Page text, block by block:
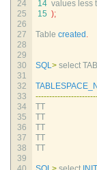
24
25
26
27
28
29
30
31
32
33
34
35
36
37
38
39
14 values less
15 );
Table created .
SQL> select
----------------------
TT
TT
TT
TT
TT